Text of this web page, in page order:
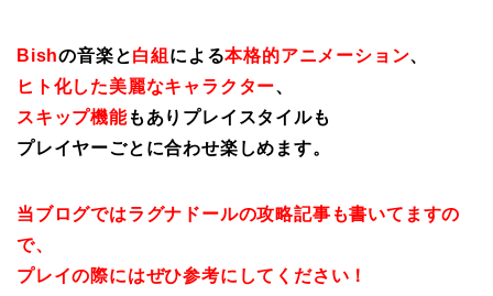
Bishの音楽と白組 による本格的アニメーション、
ヒト化した美麗なキャラクター、
スキップ機能もありプレイスタイルも
プレイヤーごとに合わせ楽しめます。
当ブログではラグナドールの攻略記事も書いてますの
で、
プレイの際にはぜひ参考にしてください！